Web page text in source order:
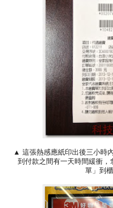
▲ 這張熱感應紙印出後三小時
到付款之間有一天時間緩衝
單」到